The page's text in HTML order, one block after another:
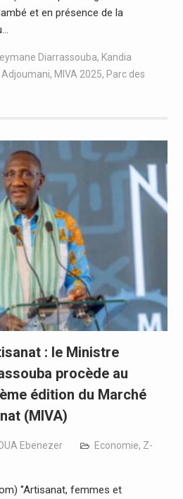
et en présence de la
Diarrassouba, Kandia
Adjoumani, MIVA 2025, Parc des
: le Ministre
procède au
édition du Marché
(MIVA)
Ebenezer Economie, Z-
‘’Artisanat, femmes et